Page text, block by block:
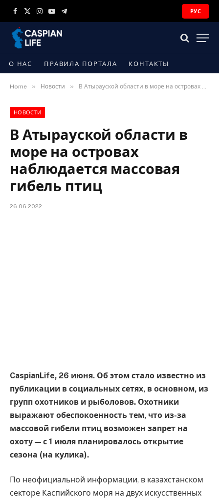
Facebook
X
Instagram
YouTubeTelegram
РУС
О НАС ПРАВИЛА ПОРТАЛА КОНТАКТЫ
Home » Новости » В Атырауской области в море на островах наблюдается массовая гибель птиц
НОВОСТИ
В Атырауской области в
море на островах
наблюдается массовая
гибель птиц
26.06.2022
CaspianLife, 26 июня. Об этом стало известно из
публикации в социальных сетях, в основном, из
групп охотников и рыболовов. Охотники
выражают обеспокоенность тем, что из-за
массовой гибели птиц возможен запрет на
охоту — с 1 июля планировалось открытие
сезона (на кулика).
По неофициальной информации, в казахстанском
секторе Каспийского моря на двух искусственных